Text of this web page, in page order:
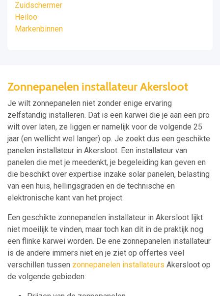
Zuidschermer
Heiloo
Markenbinnen
Zonnepanelen installateur Akersloot
Je wilt zonnepanelen niet zonder enige ervaring
zelfstandig installeren. Dat is een karwei die je aan een pro
wilt over laten, ze liggen er namelijk voor de volgende 25
jaar (en wellicht wel langer) op. Je zoekt dus een geschikte
panelen installateur in Akersloot. Een installateur van
panelen die met je meedenkt, je begeleiding kan geven en
die beschikt over expertise inzake solar panelen, belasting
van een huis, hellingsgraden en de technische en
elektronische kant van het project.
Een geschikte zonnepanelen installateur in Akersloot lijkt
niet moeilijk te vinden, maar toch kan dit in de praktijk nog
een flinke karwei worden. De ene zonnepanelen installateur
is de andere immers niet en je ziet op offertes veel
verschillen tussen zonnepanelen installateurs Akersloot op
de volgende gebieden: